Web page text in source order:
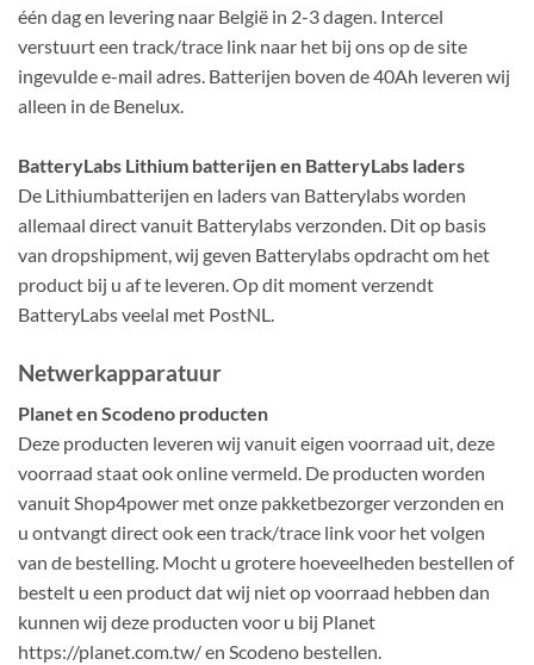
één dag en levering naar België in 2-3 dagen. Intercel
verstuurt een track/trace link naar het bij ons op de site
ingevulde e-mail adres. Batterijen boven de 40Ah leveren wij
alleen in de Benelux.
BatteryLabs Lithium batterijen en BatteryLabs laders
De Lithiumbatterijen en laders van Batterylabs worden
allemaal direct vanuit Batterylabs verzonden. Dit op basis
van dropshipment, wij geven Batterylabs opdracht om het
product bij u af te leveren. Op dit moment verzendt
BatteryLabs veelal met PostNL.
Netwerkapparatuur
Planet en Scodeno producten
Deze producten leveren wij vanuit eigen voorraad uit, deze
voorraad staat ook online vermeld. De producten worden
vanuit Shop4power met onze pakketbezorger verzonden en
u ontvangt direct ook een track/trace link voor het volgen
van de bestelling. Mocht u grotere hoeveelheden bestellen of
bestelt u een product dat wij niet op voorraad hebben dan
kunnen wij deze producten voor u bij Planet
https://planet.com.tw/ en Scodeno bestellen.